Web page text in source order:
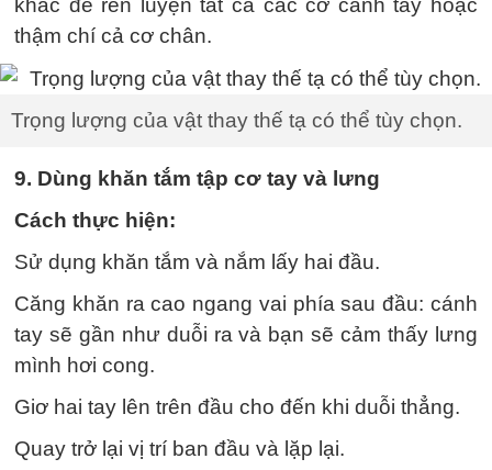
khác để rèn luyện tất cả các cơ cánh tay hoặc
thậm chí cả cơ chân.
Trọng lượng của vật thay thế tạ có thể tùy chọn.
9. Dùng khăn tắm tập cơ tay và lưng
Cách thực hiện:
Sử dụng khăn tắm và nắm lấy hai đầu.
Căng khăn ra cao ngang vai phía sau đầu: cánh
tay sẽ gần như duỗi ra và bạn sẽ cảm thấy lưng
mình hơi cong.
Giơ hai tay lên trên đầu cho đến khi duỗi thẳng.
Quay trở lại vị trí ban đầu và lặp lại.